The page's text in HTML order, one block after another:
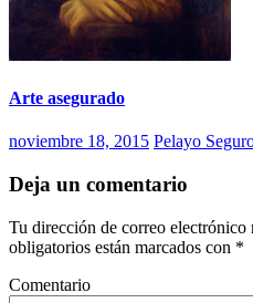
Arte asegurado
noviembre 18, 2015 Pelayo
Deja un comentario
Tu dirección de correo electrónico
obligatorios están marcados con *
Comentario